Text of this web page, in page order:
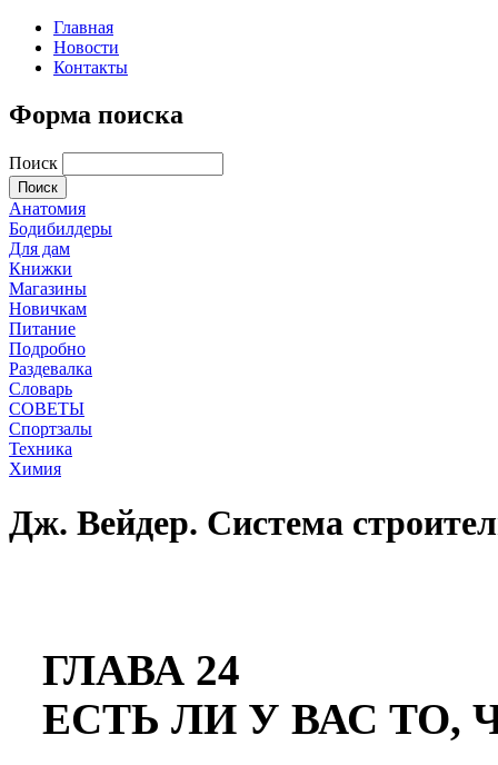
Главная
Новости
Контакты
Форма поиска
Поиск
Анатомия
Бодибилдеры
Для дам
Книжки
Магазины
Новичкам
Питание
Подробно
Раздевалка
Словарь
СОВЕТЫ
Спортзалы
Техника
Химия
Дж. Вейдер. Система
ГЛАВА 24
ЕСТЬ ЛИ У ВАС ТО,